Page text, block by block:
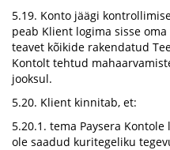
5.19. Konto jäägi
peab Klient logima sisse
teavet kõikide rakendatud
Kontolt tehtud
jooksul.
5.20. Klient kinnitab, et:
5.20.1. tema Paysera
ole saadud kuritegeliku